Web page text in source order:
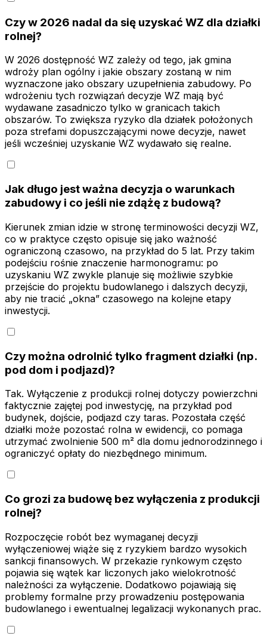
Czy w 2026 nadal da się uzyskać WZ dla działki
rolnej?
W 2026 dostępność WZ zależy od tego, jak gmina
wdroży plan ogólny i jakie obszary zostaną w nim
wyznaczone jako obszary uzupełnienia zabudowy. Po
wdrożeniu tych rozwiązań decyzje WZ mają być
wydawane zasadniczo tylko w granicach takich
obszarów. To zwiększa ryzyko dla działek położonych
poza strefami dopuszczającymi nowe decyzje, nawet
jeśli wcześniej uzyskanie WZ wydawało się realne.
Jak długo jest ważna decyzja o warunkach
zabudowy i co jeśli nie zdążę z budową?
Kierunek zmian idzie w stronę terminowości decyzji WZ,
co w praktyce często opisuje się jako ważność
ograniczoną czasowo, na przykład do 5 lat. Przy takim
podejściu rośnie znaczenie harmonogramu: po
uzyskaniu WZ zwykle planuje się możliwie szybkie
przejście do projektu budowlanego i dalszych decyzji,
aby nie tracić „okna” czasowego na kolejne etapy
inwestycji.
Czy można odrolnić tylko fragment działki (np.
pod dom i podjazd)?
Tak. Wyłączenie z produkcji rolnej dotyczy powierzchni
faktycznie zajętej pod inwestycję, na przykład pod
budynek, dojście, podjazd czy taras. Pozostała część
działki może pozostać rolna w ewidencji, co pomaga
utrzymać zwolnienie 500 m² dla domu jednorodzinnego i
ograniczyć opłaty do niezbędnego minimum.
Co grozi za budowę bez wyłączenia z produkcji
rolnej?
Rozpoczęcie robót bez wymaganej decyzji
wyłączeniowej wiąże się z ryzykiem bardzo wysokich
sankcji finansowych. W przekazie rynkowym często
pojawia się wątek kar liczonych jako wielokrotność
należności za wyłączenie. Dodatkowo pojawiają się
problemy formalne przy prowadzeniu postępowania
budowlanego i ewentualnej legalizacji wykonanych prac.